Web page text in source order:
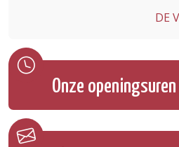
DE
Onze openingsuren